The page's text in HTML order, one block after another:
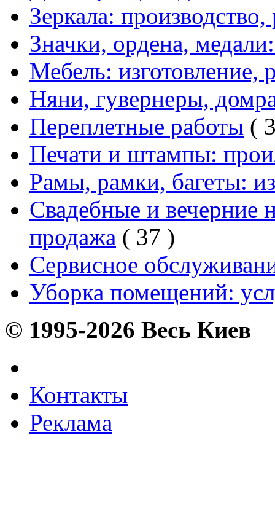
Зеркала: производство,
Значки, ордена,
Мебель: изготовление,
Няни, гувернеры,
Переплетные работы (
Печати и штампы:
Рамы, рамки, багеты:
Свадебные и вечерние
продажа ( 37 )
Сервисное
Уборка помещений:
© 1995-2026 Весь Киев
Контакты
Реклама